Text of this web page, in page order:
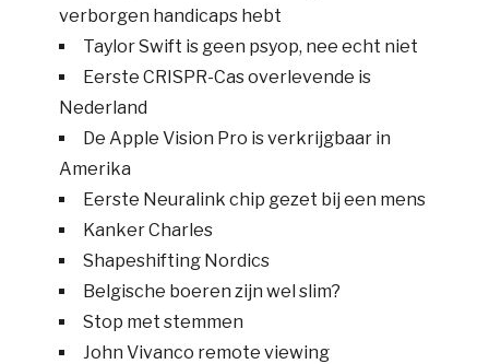
verborgen handicaps hebt
Taylor Swift is geen psyop, nee echt niet
Eerste CRISPR-Cas overlevende is
Nederland
De Apple Vision Pro is verkrijgbaar in
Amerika
Eerste Neuralink chip gezet bij een mens
Kanker Charles
Shapeshifting Nordics
Belgische boeren zijn wel slim?
Stop met stemmen
John Vivanco remote viewing